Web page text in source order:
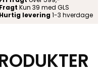
Fragt Kun 39 med GLS
Hurtig levering 1-3 hverdage